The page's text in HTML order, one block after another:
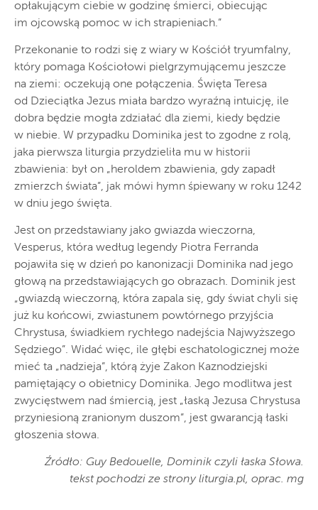
opłakującym ciebie w godzinę śmierci, obiecując
im ojcowską pomoc w ich strapieniach.”
Przekonanie to rodzi się z wiary w Kościół tryumfalny,
który pomaga Kościołowi pielgrzymującemu jeszcze
na ziemi: oczekują one połączenia. Święta Teresa
od Dzieciątka Jezus miała bardzo wyraźną intuicję, ile
dobra będzie mogła zdziałać dla ziemi, kiedy będzie
w niebie. W przypadku Dominika jest to zgodne z rolą,
jaka pierwsza liturgia przydzieliła mu w historii
zbawienia: był on „heroldem zbawienia, gdy zapadł
zmierzch świata”, jak mówi hymn śpiewany w roku 1242
w dniu jego święta.
Jest on przedstawiany jako gwiazda wieczorna,
Vesperus, która według legendy Piotra Ferranda
pojawiła się w dzień po kanonizacji Dominika nad jego
głową na przedstawiających go obrazach. Dominik jest
„gwiazdą wieczorną, która zapala się, gdy świat chyli się
już ku końcowi, zwiastunem powtórnego przyjścia
Chrystusa, świadkiem rychłego nadejścia Najwyższego
Sędziego”. Widać więc, ile głębi eschatologicznej może
mieć ta „nadzieja”, którą żyje Zakon Kaznodziejski
pamiętający o obietnicy Dominika. Jego modlitwa jest
zwycięstwem nad śmiercią, jest „łaską Jezusa Chrystusa
przyniesioną zranionym duszom”, jest gwarancją łaski
głoszenia słowa.
Źródło: Guy Bedouelle, Dominik czyli łaska Słowa.
tekst pochodzi ze strony liturgia.pl, oprac. mg